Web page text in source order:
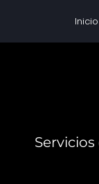
Inicio